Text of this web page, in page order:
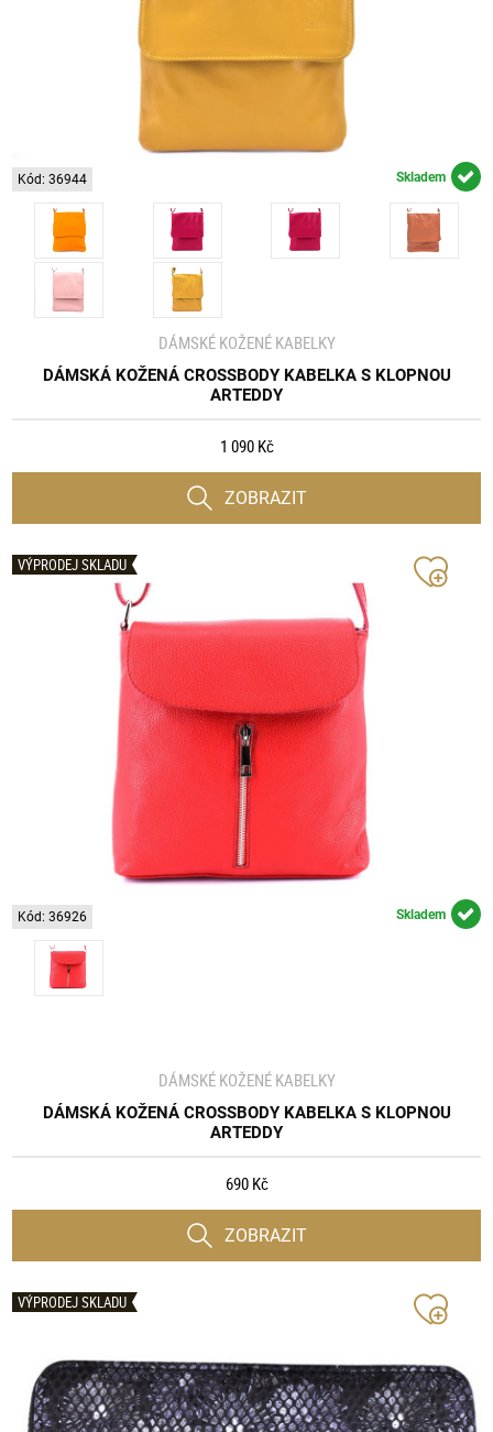
Kód: 36944 Skladem
DÁMSKÉ KOŽENÉ KABELKY
DÁMSKÁ KOŽENÁ CROSSBODY KABELKA S KLOPNOU
ARTEDDY
1 090 Kč
ZOBRAZIT
VÝPRODEJ SKLADU
Kód: 36926 Skladem
DÁMSKÉ KOŽENÉ KABELKY
DÁMSKÁ KOŽENÁ CROSSBODY KABELKA S KLOPNOU
ARTEDDY
690 Kč
ZOBRAZIT
VÝPRODEJ SKLADU